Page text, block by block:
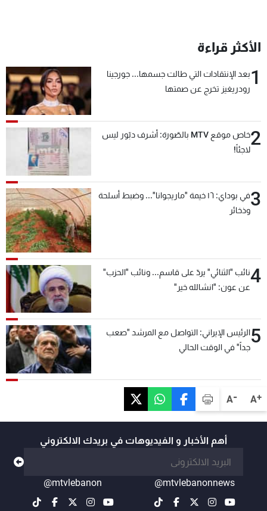
A+
A-
الأكثر قراءة
1بعد الإنتقادات التي طالت جسمها... جورجينا
رودريغيز تخرج عن صمتها
2
خاص موقع MTV بالصّورة: أشرف دبّور ليس
لاجئاً!
3
في بوداي: ١٦ خيمة "ماريجوانا"... وضبط أسلحة
وذخائر
4نائب "الثنائي" يردّ على قاسم... ونائب "الحزب"
عن عون: "انشالله خير"
5الرئيس الإيراني: التواصل مع المرشد "صعب
جداً" في الوقت الحالي
أهم الأخبار و الفيديوهات في بريدك الالكتروني
@mtvlebanonnews
@mtvlebanon